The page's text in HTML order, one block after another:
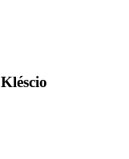
Kléscio